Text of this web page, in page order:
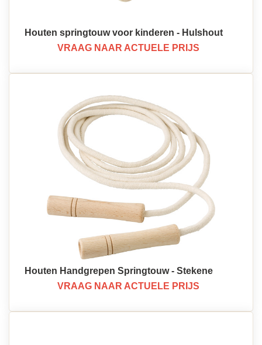
Houten springtouw voor kinderen - Hulshout
VRAAG NAAR ACTUELE PRIJS
Houten Handgrepen Springtouw - Stekene
VRAAG NAAR ACTUELE PRIJS